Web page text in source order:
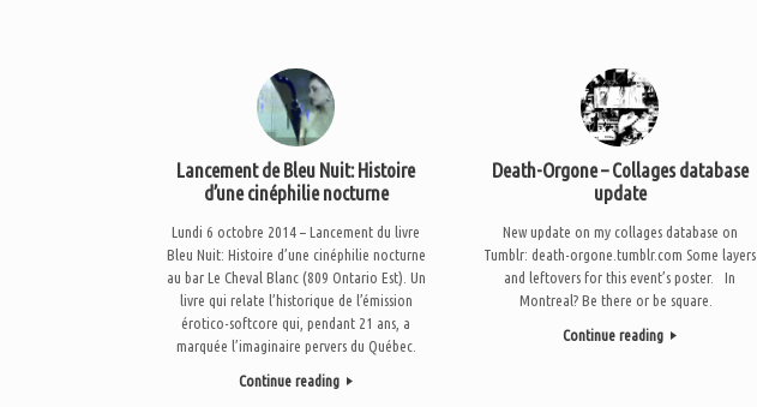
Lancement de Bleu Nuit: Histoire
d’une cinéphilie nocturne
Lundi 6 octobre 2014 – Lancement du livre
Bleu Nuit: Histoire d’une cinéphilie nocturne
au bar Le Cheval Blanc (809 Ontario Est). Un
livre qui relate l’historique de l’émission
érotico-softcore qui, pendant 21 ans, a
marquée l’imaginaire pervers du Québec.
Continue reading
Death-Orgone – Collages database
update
New update on my collages database on
Tumblr: death-orgone.tumblr.com Some layers
and leftovers for this event’s poster. In
Montreal? Be there or be square.
Continue reading